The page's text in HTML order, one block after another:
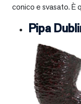
conico e svasato. È
Pipa